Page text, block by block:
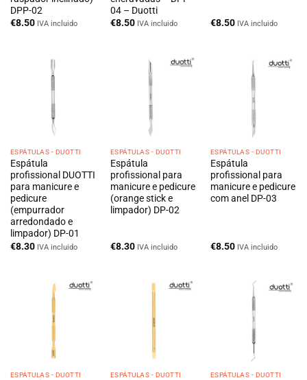
DPP-02
€8.50 IVA incluido
04 – Duotti
€8.50 IVA incluido €8.50 IVA incluido
ESPÁTULAS - DUOTTI
Espátula
profissional DUOTTI
para manicure e
pedicure
(empurrador
arredondado e
limpador) DP-01
€8.30 IVA incluido
ESPÁTULAS - DUOTTI
Espátula
profissional para
manicure e pedicure
(orange stick e
limpador) DP-02
€8.30 IVA incluido
ESPÁTULAS - DUOTTI
Espátula
profissional para
manicure e pedicure
com anel DP-03
€8.50 IVA incluido
ESPÁTULAS - DUOTTI ESPÁTULAS - DUOTTI ESPÁTULAS - DUOTTI